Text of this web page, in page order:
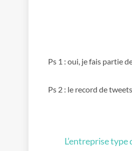
Ps 1 : oui, je fais partie
Ps 2 : le record de
L’entreprise type